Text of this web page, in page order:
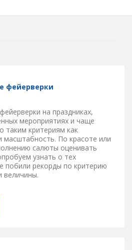
фейерверки
на праздниках,
мероприятиях и чаще
таким критериям как
масштабность. По красоте или
салюты оценивать
узнать о тех
побили рекорды по критерию
величины.